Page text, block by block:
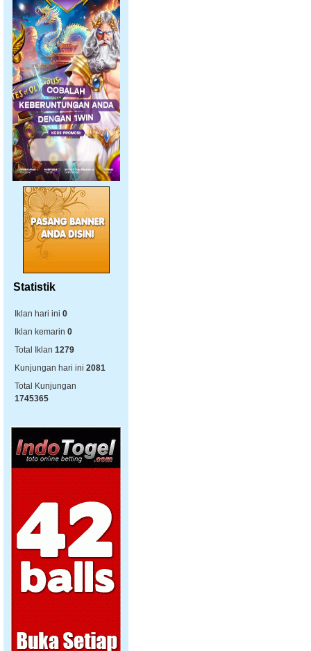
Statistik
Iklan hari ini 0
Iklan kemarin 0
Total Iklan 1279
Kunjungan hari ini 2081
Total Kunjungan
1745365